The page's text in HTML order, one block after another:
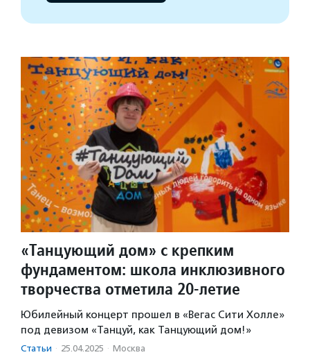
«Танцующий дом» с крепким
фундаментом: школа инклюзивного
творчества отметила 20-летие
Юбилейный концерт прошел в «Вегас Сити Холле»
под девизом «Танцуй, как Танцующий дом!»
Статьи · 25.04.2025 · Москва